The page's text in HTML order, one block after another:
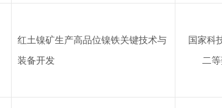
红土镍矿生产高品位镍铁关键技术与
装备开发
国家科
二